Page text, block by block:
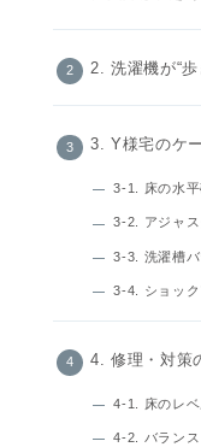
2. 洗濯機が“
3. Y様宅のケ
3-1. 床の水
3-2. アジャ
3-3. 洗濯槽
3-4. ショッ
4. 修理・対策
4-1. 床のレ
4-2. バラン